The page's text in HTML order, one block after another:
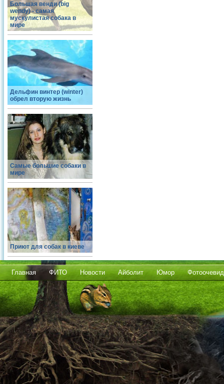
Большая венди (big
wendy) - самая
мускулистая собака в
мире
Дельфин винтер (winter)
обрел вторую жизнь
Самые большие собаки в
мире
Приют для собак в киеве
Главная ФИТО Новости Айболит Юмор